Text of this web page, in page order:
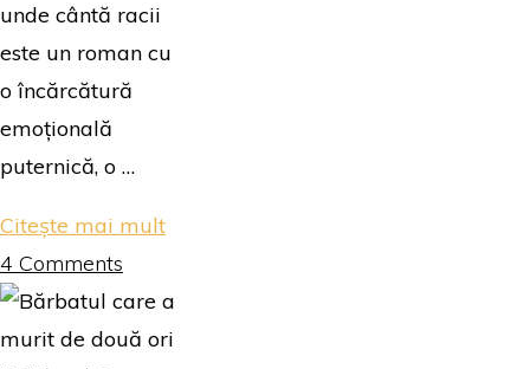
unde cântă racii
este un roman cu
o încărcătură
emoțională
puternică, o …
Citește mai mult"Acolo
cântă
racii
4 Comments